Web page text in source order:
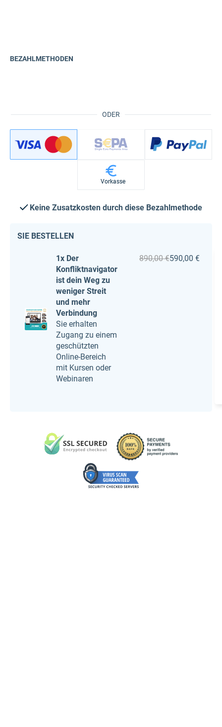
ODER
BEZAHLMETHODEN
Vorkasse
Keine Zusatzkosten durch diese Bezahlmethode
SIE BESTELLEN
1x Der
Konfliktnavigator
ist dein Weg zu
weniger Streit
und mehr
Verbindung
Sie erhalten
Zugang zu einem
geschützten
Online-Bereich
mit Kursen oder
Webinaren
890,00 €590,00 €